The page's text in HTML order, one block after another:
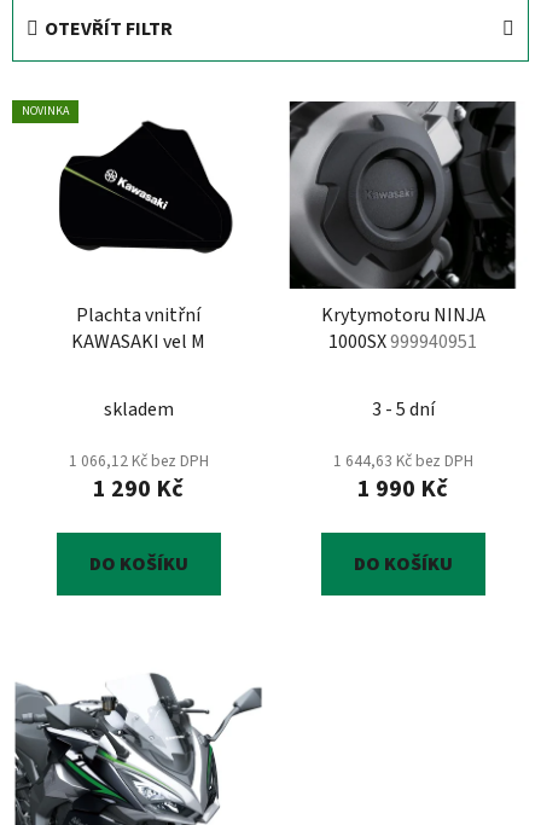
p
OTEVŘÍT FILTR
V
ý
NOVINKA
Plachta vnitřní
KAWASAKI vel M
skladem
1 066,12 Kč bez DPH
1 290 Kč
DO KOŠÍKU
Krytymotoru NINJA
1000SX999940951
3 - 5 dní
1 644,63 Kč bez DPH
1 990 Kč
DO KOŠÍKU